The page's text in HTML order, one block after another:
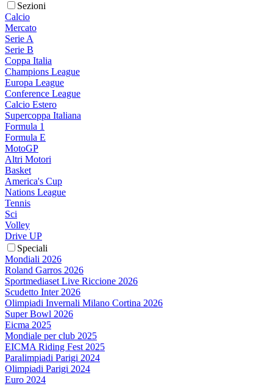
Sezioni
Calcio
Mercato
Serie A
Serie B
Coppa Italia
Champions League
Europa League
Conference League
Calcio Estero
Supercoppa Italiana
Formula 1
Formula E
MotoGP
Altri Motori
Basket
America's Cup
Nations League
Tennis
Sci
Volley
Drive UP
Speciali
Mondiali 2026
Roland Garros 2026
Sportmediaset Live Riccione 2026
Scudetto Inter 2026
Olimpiadi Invernali Milano Cortina 2026
Super Bowl 2026
Eicma 2025
Mondiale per club 2025
EICMA Riding Fest 2025
Paralimpiadi Parigi 2024
Olimpiadi Parigi 2024
Euro 2024